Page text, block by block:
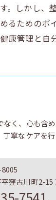
しかし
るための
管理と自
く、心も含
寧なケアを行
窪古川町2-15